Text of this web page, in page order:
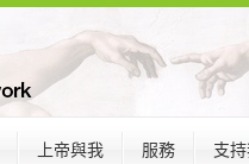
上帝與我 服務 支